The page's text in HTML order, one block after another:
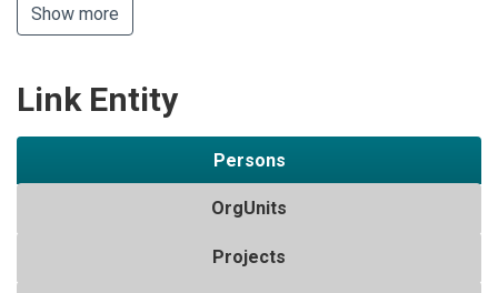
Show more
Link Entity
Persons
OrgUnits
Projects